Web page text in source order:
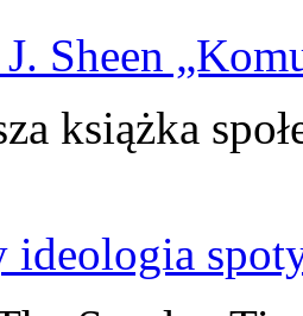
Sheen
książka
ideologia